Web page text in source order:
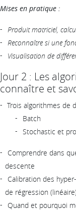
Mises en pratique :
Produit matriciel,
Reconnaître si une
Visualisation de
Jour 2 : Les
connaître et
Trois algorithmes de
Batch
Stochastic et
Comprendre dans
descente
Calibration des
de régression
Quand et pourquoi